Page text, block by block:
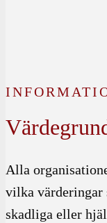
Alla
vilka värderingar
skadliga eller